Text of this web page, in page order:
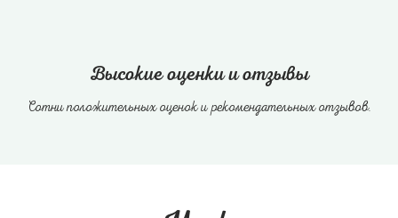
Высокие оценки и отзывы
Сотни положительных оценок и рекомендательных отзывов.